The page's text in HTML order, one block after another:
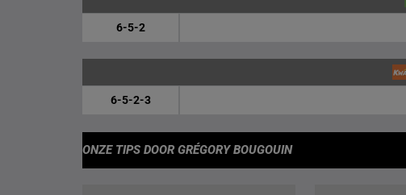
6-5-2
6-5-2-3
ONZE TIPS DOOR GRÉGORY BOUGOUIN